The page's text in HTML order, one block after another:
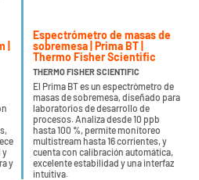
|
y
y
Espectrómetro de masas de
sobremesa | Prima BT |
Thermo Fisher Scientific
THERMO FISHER SCIENTIFIC
El Prima BT es un espectrómetro de
masas de sobremesa, diseñado para
laboratorios de desarrollo de
procesos. Analiza desde 10 ppb
hasta 100 %, permite monitoreo
multistream hasta 16 corrientes, y
cuenta con calibración automática,
excelente estabilidad y una interfaz
intuitiva.